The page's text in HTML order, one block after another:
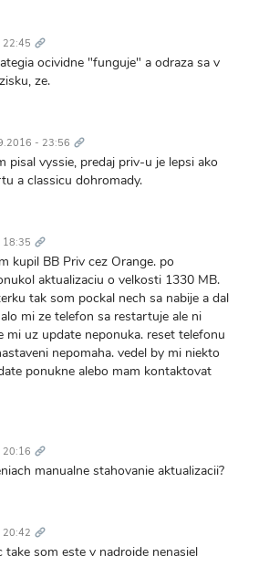
odkaz
ocividne "funguje" a odraza sa v
ze.
- 23:56 odkaz
pisal vyssie, predaj priv-u je lepsi ako
a classicu dohromady.
odkaz
kupil BB Priv cez Orange. po
aktualizaciu o velkosti 1330 MB.
tak som pockal nech sa nabije a dal
mi ze telefon sa restartuje ale ni
mi uz update neponuka. reset telefonu
nepomaha. vedel by mi niekto
ponukne alebo mam kontaktovat
odkaz
manualne stahovanie aktualizacii?
odkaz
take som este v nadroide nenasiel